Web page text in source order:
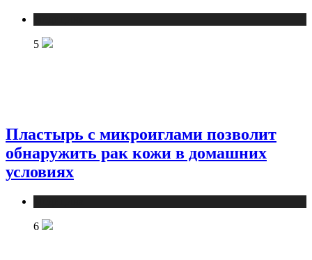
5
Пластырь с микроиглами позволит
обнаружить рак кожи в домашних
условиях
6